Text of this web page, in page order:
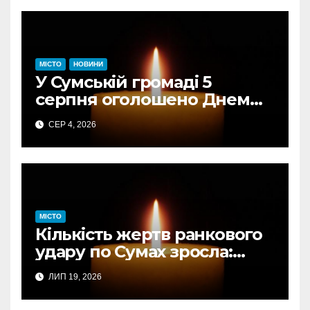
МІСТО НОВИНИ
У Сумській громаді 5
серпня оголошено Днем
жалоби за загиблими від
авіаудару
СЕР 4, 2026
МІСТО
Кількість жертв ранкового
удару по Сумах зросла:
підтверджено загибель
однієї людини
ЛИП 19, 2026